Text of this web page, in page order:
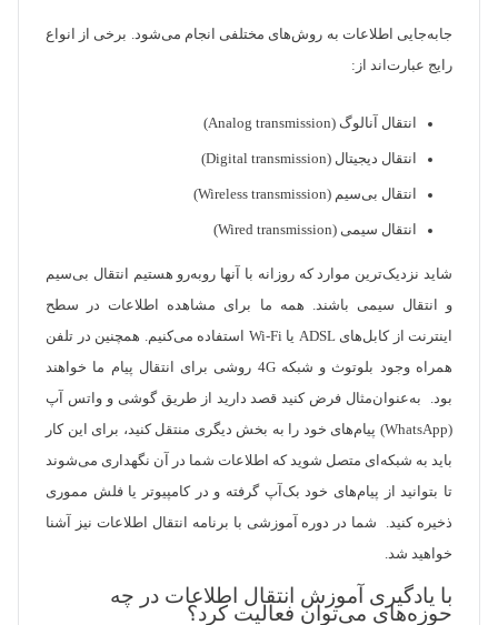
جابه‌جایی اطلاعات به روش‌های مختلفی انجام می‌شود. برخی از انواع
رایج عبارت‌اند از:
انتقال آنالوگ (Analog transmission)
انتقال دیجیتال (Digital transmission)
انتقال بی‌سیم (Wireless transmission)
انتقال سیمی (Wired transmission)
شاید نزدیک‌ترین موارد که روزانه با آنها روبه‌رو هستیم انتقال بی‌سیم
و انتقال سیمی باشند. همه ما برای مشاهده اطلاعات در سطح
اینترنت از کابل‌های ADSL یا Wi-Fi استفاده می‌کنیم. همچنین در تلفن
همراه وجود بلوتوث و شبکه 4G روشی برای انتقال پیام ما خواهند
بود. به‌عنوان‌مثال فرض کنید قصد دارید از طریق گوشی و واتس آپ
(WhatsApp) پیام‌های خود را به بخش دیگری منتقل کنید، برای این کار
باید به شبکه‌ای متصل شوید که اطلاعات شما در آن نگهداری می‌شوند
تا بتوانید از پیام‌های خود بک‌آپ گرفته و در کامپیوتر یا فلش مموری
ذخیره کنید. شما در دوره آموزشی با برنامه انتقال اطلاعات نیز آشنا
خواهید شد.
با یادگیری آموزش انتقال اطلاعات در چه
حوزه‌های می‌توان فعالیت کرد؟